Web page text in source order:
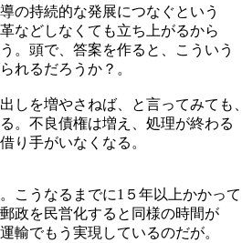
の持続的な発展につなぐという
などしなくても立ち上がるから
。頭で、答案を作ると、こういう
れるだろうか？。
しを増やさねば、と言ってみても、
。不良債権は増え、処理が終わる
り手がいなくなる。
こうなるまでに1５年以上かかって
政を民営化すると同様の時間が
輸でもう実現しているのだが。